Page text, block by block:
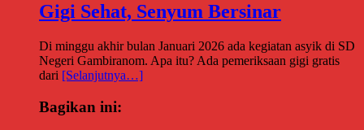
Gigi Sehat, Senyum Bersinar
Di minggu akhir bulan Januari 2026 ada kegiatan asyik di SD
Negeri Gambiranom. Apa itu? Ada pemeriksaan gigi gratis
dari [Selanjutnya…]
Bagikan ini: